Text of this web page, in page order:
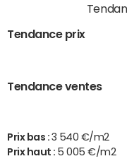
Tendance prix
Tendance ventes
Prix bas : 3 540 €/m2
Prix haut : 5 005 €/m2